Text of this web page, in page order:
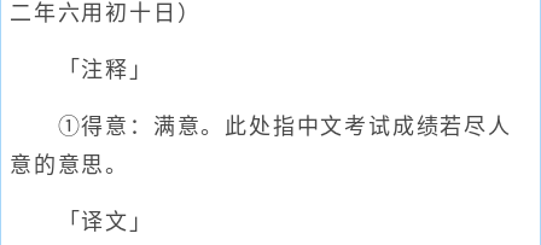
二年六用初十日）
「注释」
①得意：满意。此处指中文考试成绩若尽人
意的意思。
「译文」